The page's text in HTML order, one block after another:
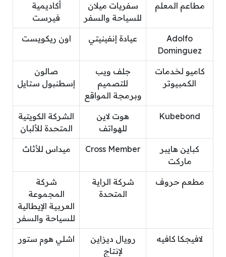
مطاعم المعلم
سفريات ميلان
للسياحة والسفر
أكاديمية
فيرست
Adolfo
Dominguez
عيادة إنفينيتي اون ريكويست
كاميو لخدمات
الكمبيوتر
جلف ويب
للتصميم
وبرمجة المواقع
صالون
إسطنبول ستايل
Kubebond
هوت لاين
للهواتف
الشركة الكويتية
المتحدة للألبان
كباين هايبر
ماركت
Cross Member ميداس للأثاث
مطعم حروف
شركة الراية
المتحدة
شركة
المجموعة
العربية الإيطالية
للسياحة والسفر
لافيجكا كافيه
رويال ديزاين
لإنتاج
اشلي هوم ستور